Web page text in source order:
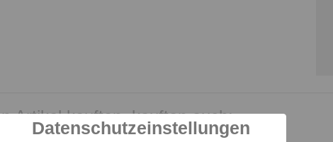
Datenschutzeinstellungen
Artikel kauften, kauften auch: